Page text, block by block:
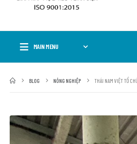
MAIN MENU
BLOG NÔNG NGHIỆP THÁI NAM VIỆT TỔ